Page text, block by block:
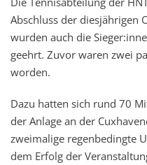
Abschluss der diesjährigen
wurden auch die
geehrt. Zuvor waren zwei
worden.
Dazu hatten sich rund 70
der Anlage an der
zweimalige regenbedingte
dem Erfolg der